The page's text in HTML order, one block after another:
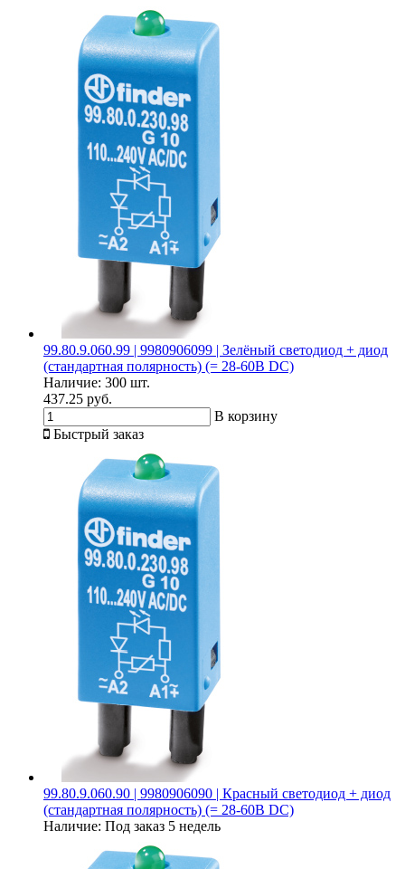
99.80.9.060.99 | 9980906099 | Зелёный светодиод + диод
(стандартная полярность) (= 28-60В DC)
Наличие: 300 шт.
437.25 руб.
В корзину
Быстрый заказ
99.80.9.060.90 | 9980906090 | Красный светодиод + диод
(стандартная полярность) (= 28-60В DC)
Наличие: Под заказ 5 недель